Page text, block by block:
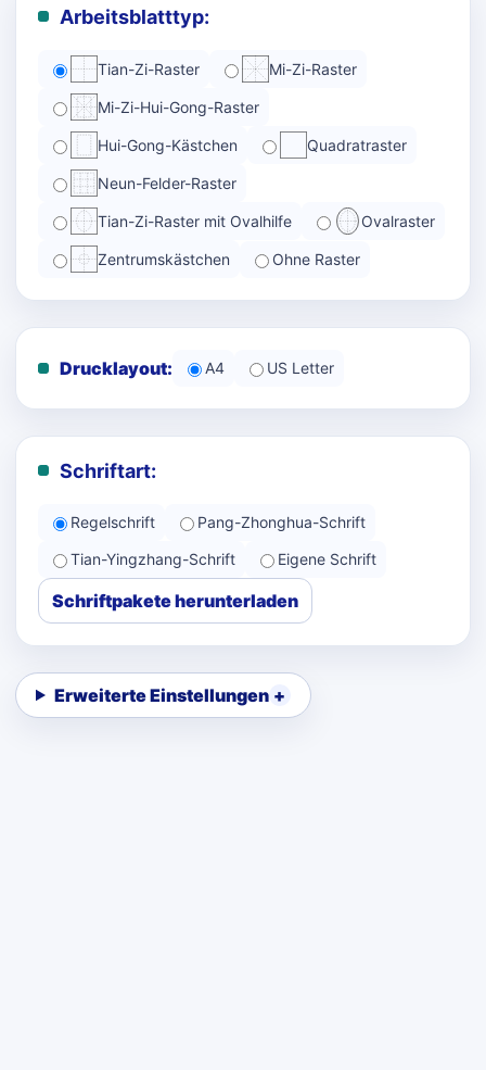
Arbeitsblatttyp:
Tian-Zi-Raster Mi-Zi-Raster
Mi-Zi-Hui-Gong-Raster
Hui-Gong-Kästchen Quadratraster
Neun-Felder-Raster
Tian-Zi-Raster mit Ovalhilfe Ovalraster
Zentrumskästchen Ohne Raster
Drucklayout: A4 US Letter
Schriftart:
Regelschrift
Pang-Zhonghua-Schrift
Tian-Yingzhang-Schrift
Eigene Schrift
Schriftpakete herunterladen
Erweiterte Einstellungen